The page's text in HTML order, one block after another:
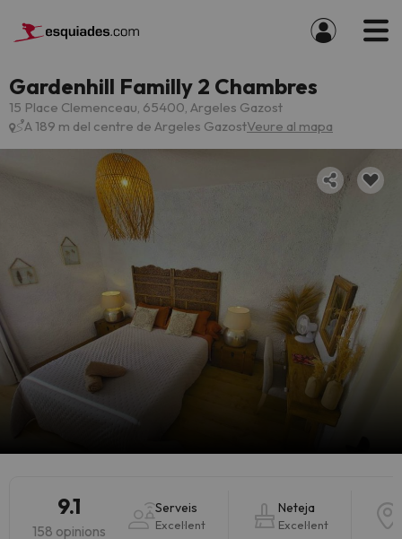
Gardenhill Familly 2 Chambres
15 Place Clemenceau, 65400, Argeles Gazost
A 189 m del centre de Argeles GazostVeure al mapa
9.1
158 opinions
Serveis
Excel·lent
Neteja
Excel·lent